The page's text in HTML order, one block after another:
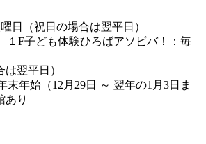
日（祝日の場合は翌平日）
１F子ども体験ひろばアソビバ！：毎
翌平日）
末年始（12月29日 ～ 翌年の1月3日ま
あり